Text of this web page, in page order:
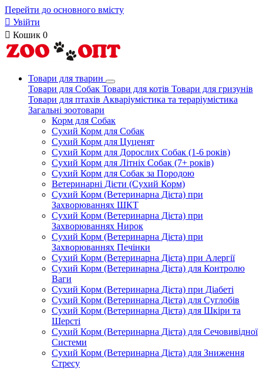
Перейти до основного вмісту
 Увійти
 Кошик 0
Товари для тварин
Товари для Собак Товари для котів Товари для гризунів
Товари для птахів Акваріумістика та тераріумістика
Загальні зоотовари
Корм для Собак
Сухий Корм для Собак
Сухий Корм для Цуценят
Сухий Корм для Дорослих Собак (1-6 років)
Сухий Корм для Літніх Собак (7+ років)
Сухий Корм для Собак за Породою
Ветеринарні Дієти (Сухий Корм)
Сухий Корм (Ветеринарна Дієта) при
Захворюваннях ШКТ
Сухий Корм (Ветеринарна Дієта) при
Захворюваннях Нирок
Сухий Корм (Ветеринарна Дієта) при
Захворюваннях Печінки
Сухий Корм (Ветеринарна Дієта) при Алергії
Сухий Корм (Ветеринарна Дієта) для Контролю
Ваги
Сухий Корм (Ветеринарна Дієта) при Діабеті
Сухий Корм (Ветеринарна Дієта) для Суглобів
Сухий Корм (Ветеринарна Дієта) для Шкіри та
Шерсті
Сухий Корм (Ветеринарна Дієта) для Сечовивідної
Системи
Сухий Корм (Ветеринарна Дієта) для Зниження
Стресу